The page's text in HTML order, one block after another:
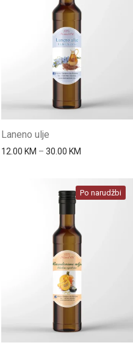
KM through 28.00 KM
Laneno ulje
12.00 KM – 30.00 KM
Po narudžbi